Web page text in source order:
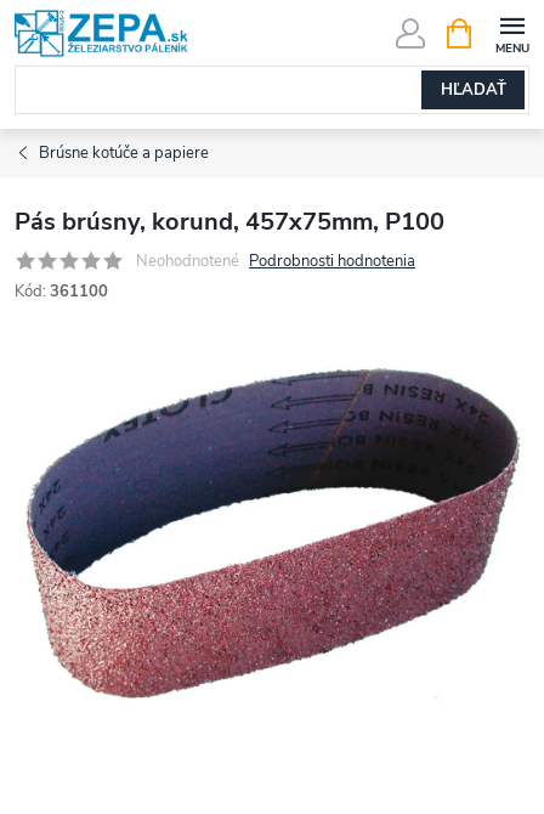
Prejsť
na
obsah
HĽADAŤ
KOŠÍK
Brúsne kotúče a papiere
Pás brúsny, korund, 457x75mm, P100
Neohodnotené Podrobnosti hodnotenia
Kód: 361100